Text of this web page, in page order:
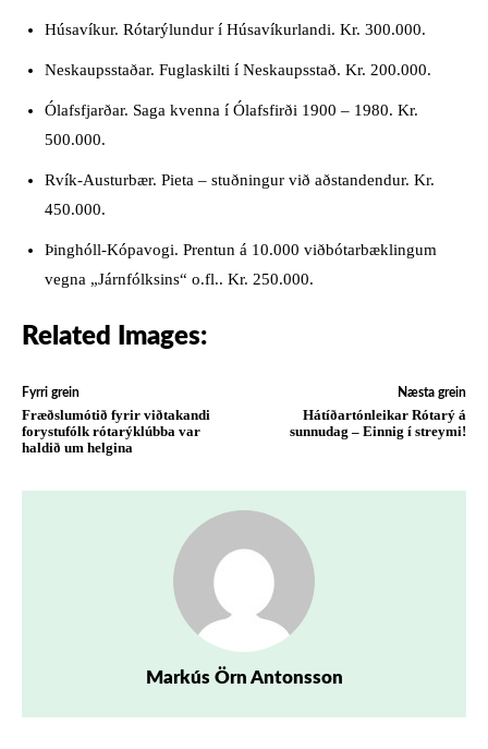
Húsavíkur. Rótarýlundur í Húsavíkurlandi. Kr. 300.000.
Neskaupsstaðar. Fuglaskilti í Neskaupsstað. Kr. 200.000.
Ólafsfjarðar. Saga kvenna í Ólafsfirði 1900 – 1980. Kr.
500.000.
Rvík-Austurbær. Pieta – stuðningur við aðstandendur. Kr.
450.000.
Þinghóll-Kópavogi. Prentun á 10.000 viðbótarbæklingum
vegna „Járnfólksins“ o.fl.. Kr. 250.000.
Related Images:
Fyrri grein
Fræðslumótið fyrir viðtakandi
forystufólk rótarýklúbba var
haldið um helgina
Næsta grein
Hátíðartónleikar Rótarý á
sunnudag – Einnig í streymi!
Markús Örn Antonsson